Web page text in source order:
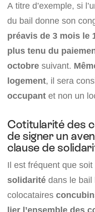
A titre d’exemple, si
du bail donne son
préavis de 3 mois le
plus tenu du
octobre suivant.
logement, il sera
occupant et non un
Cotitularité des
de signer un
clause de
Il est fréquent que
solidarité dans le bail
colocataires
lier l’ensemble des